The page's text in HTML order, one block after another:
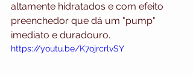
altamente hidratados e com efeito
preenchedor que dá um "pump"
imediato e duradouro.
https://youtu.be/K7ojrcrlvSY